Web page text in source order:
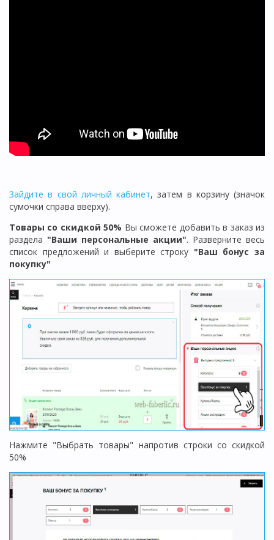
Зайдите в свой личный кабинет, затем в корзину (значок
сумочки справа вверху).
Товары со скидкой 50% Вы сможете добавить в заказ из
раздела "Ваши персональные акции". Разверните весь
список предложений и выберите строку "Ваш бонус за
покупку"
Нажмите "Выбрать товары" напротив строки со скидкой
50%